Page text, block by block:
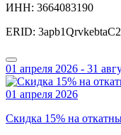
ИНН: 3664083190
ERID:
01 апреля 2026 - 31
01 апреля 2026
Скидка 15% на